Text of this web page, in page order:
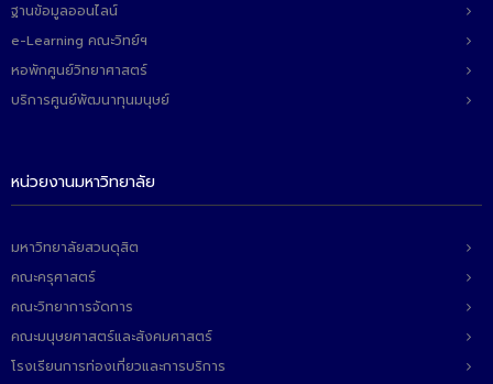
ฐานข้อมูลออนไลน์
e-Learning คณะวิทย์ฯ
หอพักศูนย์วิทยาศาสตร์
บริการศูนย์พัฒนาทุนมนุษย์
หน่วยงานมหาวิทยาลัย
มหาวิทยาลัยสวนดุสิต
คณะครุศาสตร์
คณะวิทยาการจัดการ
คณะมนุษยศาสตร์และสังคมศาสตร์
โรงเรียนการท่องเที่ยวและการบริการ